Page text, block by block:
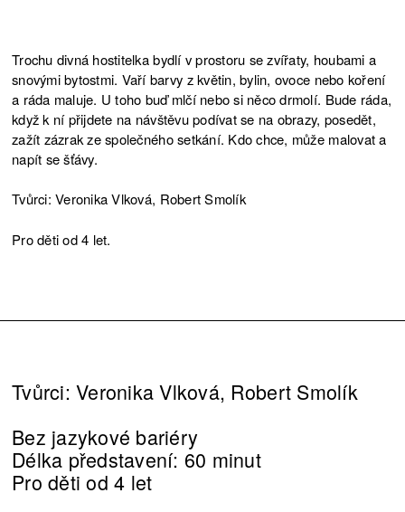
Trochu divná hostitelka bydlí v prostoru se zvířaty, houbami a
snovými bytostmi. Vaří barvy z květin, bylin, ovoce nebo koření
a ráda maluje. U toho buď mlčí nebo si něco drmolí. Bude ráda,
když k ní přijdete na návštěvu podívat se na obrazy, posedět,
zažít zázrak ze společného setkání. Kdo chce, může malovat a
napít se šťávy.
Tvůrci: Veronika Vlková, Robert Smolík
Pro děti od 4 let.
Tvůrci: Veronika Vlková, Robert Smolík
Bez jazykové bariéry
Délka představení: 60 minut
Pro děti od 4 let